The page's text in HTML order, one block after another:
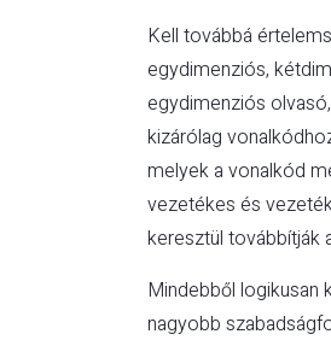
Kell továbbá
egydimenziós,
egydimenziós
kizárólag
melyek a vonalkód
vezetékes és
keresztül továbbítják
Mindebből logikusan
nagyobb